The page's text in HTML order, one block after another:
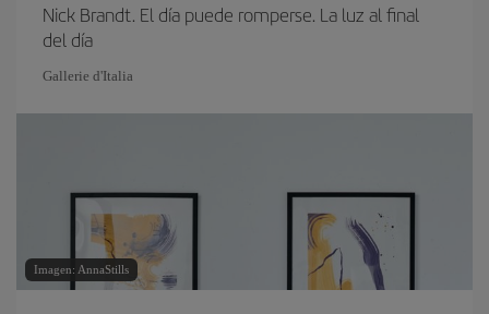
Nick Brandt. El día puede romperse. La luz al final
del día
Gallerie d'Italia
Imagen: AnnaStills